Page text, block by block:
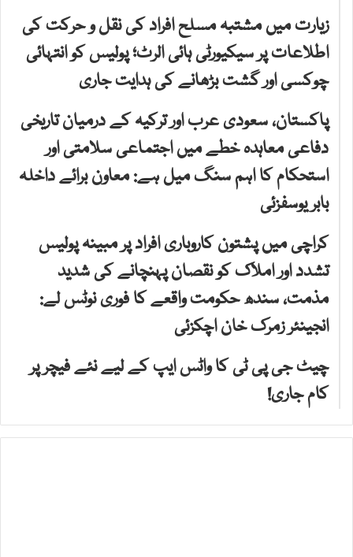
زیارت میں مشتبہ مسلح افراد کی نقل و حرکت کی
اطلاعات پر سیکیورٹی ہائی الرٹ؛ پولیس کو انتہائی
چوکسی اور گشت بڑھانے کی ہدایت جاری
پاکستان، سعودی عرب اور ترکیہ کے درمیان تاریخی
دفاعی معاہدہ خطے میں اجتماعی سلامتی اور
استحکام کا اہم سنگ میل ہے: معاون برائے داخلہ
بابر یوسفزئی
کراچی میں پشتون کاروباری افراد پر مبینہ پولیس
تشدد اور املاک کو نقصان پہنچانے کی شدید
مذمت، سندھ حکومت واقعے کا فوری نوٹس لے:
انجینئر زمرک خان اچکزئی
چیٹ جی پی ٹی کا واٹس ایپ کے لیے نئے فیچر پر
کام جاری!